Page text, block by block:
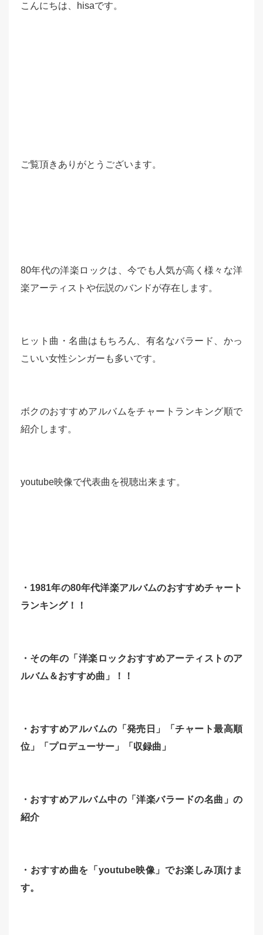
こんにちは、hisaです。
ご覧頂きありがとうございます。
80年代の洋楽ロックは、今でも人気が高く様々な洋
楽アーティストや伝説のバンドが存在します。
ヒット曲・名曲はもちろん、有名なバラード、かっ
こいい女性シンガーも多いです。
ボクのおすすめアルバムをチャートランキング順で
紹介します。
youtube映像で代表曲を視聴出来ます。
・1981年の80年代洋楽アルバムのおすすめチャート
ランキング！！
・その年の「洋楽ロックおすすめアーティストのア
ルバム＆おすすめ曲」！！
・おすすめアルバムの「発売日」「チャート最高順
位」「 プロデューサー」「収録曲」
・おすすめアルバム中の「洋楽バラードの名曲」の
紹介
・おすすめ曲を「youtube映像」でお楽しみ頂けま
す。